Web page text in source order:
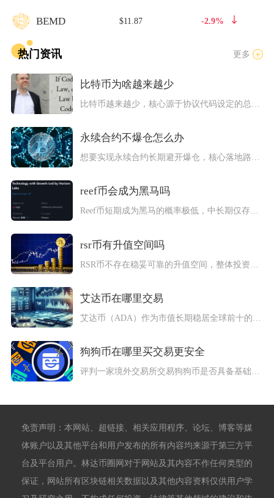
BEMD $11.87 -2.9%
热门资讯 更多
比特币为啥越来越少
永续合约不爆仓怎么办
reef币会成为黑马吗
Reef币短期成为黑马的概率极低，中长期仅存在理论可能性，当...
rsr币有升值空间吗
艾达币在哪里交易
狗狗币在哪里买交易更安全
免责声明：本网站、超链接、相关应用程序、论坛、博客等媒
体账户以及其他平台和用户发布的所有内容均来源于第三方平
台及平台用户。林达币圈网对于网站及其内容不作任何类型的
保证，网站所有区块链相关数据以及其他内容资料仅供用户学